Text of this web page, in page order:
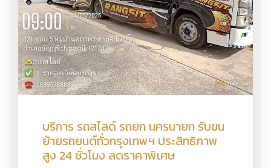
บริการ รถสไลด์ รถยก นครนายก รับขน
ย้ายรถยนต์ทั่วกรุงเทพฯ ประสิทธิภาพ
สูง 24 ชั่วโมง ลดราคาพิเศษ